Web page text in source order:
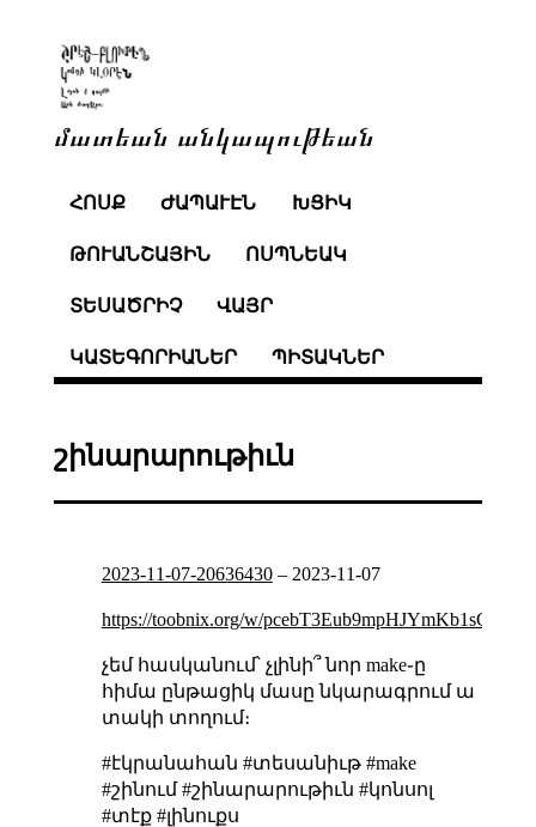
մատեան անկապութեան
ՀՈՍՔ ԺԱՊԱՒԷՆ ԽՑԻԿ
ԹՈՒԱՆՇԱՅԻՆ ՈՍՊՆԵԱԿ
ՏԵՍԱԾՐԻՉ ՎԱՅՐ
ԿԱՏԵԳՈՐԻԱՆԵՐ ՊԻՏԱԿՆԵՐ
շինարարութիւն
2023-11-07-20636430– 2023-11-07
https://toobnix.org/w/pcebT3Eub9mpHJYmKb1sGX
չեմ հասկանում՝ չլինի՞ նոր make֊ը
հիմա ընթացիկ մասը նկարագրում ա
տակի տողում։
#էկրանահան #տեսանիւթ #make
#շինում #շինարարութիւն #կոնսոլ
#տէք #լինուքս